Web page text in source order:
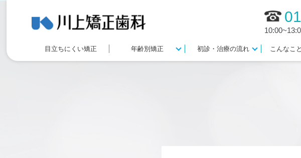
目立ちにくい矯正 年齢別矯正 初診・治療の流れ こんなこ